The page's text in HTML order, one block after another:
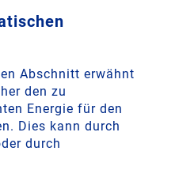
Abschnitt erwähnt
den zu
Energie für den
Dies kann durch
durch